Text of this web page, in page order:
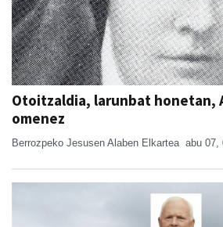
Otoitzaldia, larunbat honetan,
omenez
Berrozpeko Jesusen Alaben Elkartea abu 07,